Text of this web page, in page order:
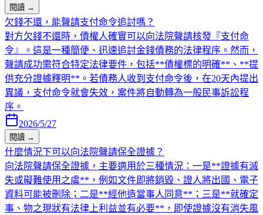
閱讀 →
欠錢不還，能聲請支付命令追討嗎？
對方欠錢不還時，債權人確實可以向法院聲請核發『支付命
令』。這是一種簡便、迅速追討金錢債務的法律程序。然而，
聲請成功需符合特定法律要件，包括**債權標的明確**、**提
供充分證據釋明**。若債務人收到支付命令後，在20天內提出
異議，支付命令就會失效，案件將自動轉為一般民事訴訟程
序。
2026/5/27
閱讀 →
什麼情況下可以向法院聲請保全證據？
向法院聲請保全證據，主要適用於三種情況：一是**證據有滅
失或礙難使用之虞**，例如文件即將銷毀、證人將出國、電子
資料可能被刪除；二是**經他造當事人同意**；三是**就確定
事、物之現狀有法律上利益並有必要**，即使證據沒有消失風